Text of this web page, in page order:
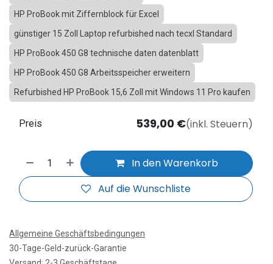
HP ProBook mit Ziffernblock für Excel
günstiger 15 Zoll Laptop refurbished nach tecxl Standard
HP ProBook 450 G8 technische daten datenblatt
HP ProBook 450 G8 Arbeitsspeicher erweitern
Refurbished HP ProBook 15,6 Zoll mit Windows 11 Pro kaufen
In den Warenkorb
Auf die Wunschliste
Preis 539,00 €(inkl. Steuern)
Allgemeine Geschäftsbedingungen
30-Tage-Geld-zurück-Garantie